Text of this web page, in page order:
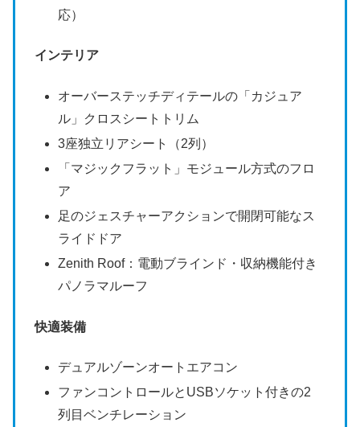
応）
インテリア
オーバーステッチディテールの「カジュア
ル」クロスシートトリム
3座独立リアシート（2列）
「マジックフラット」モジュール方式のフロ
ア
足のジェスチャーアクションで開閉可能なス
ライドドア
Zenith Roof：電動ブラインド・収納機能付き
パノラマルーフ
快適装備
デュアルゾーンオートエアコン
ファンコントロールとUSBソケット付きの2
列目ベンチレーション